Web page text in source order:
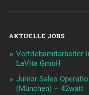
AKTUELLE JOBS
Vertriebsmitarbeiter
LaVita GmbH
Junior Sales
(München) – 42watt